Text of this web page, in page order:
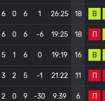
6 0 6 1 26:25 18 В
6 0 6 -6 19:25 18 П
5 1 6 0 19:19 16 В
3 2 5 -1 21:22 11 П
2 0 9 -30 9:39 6 П